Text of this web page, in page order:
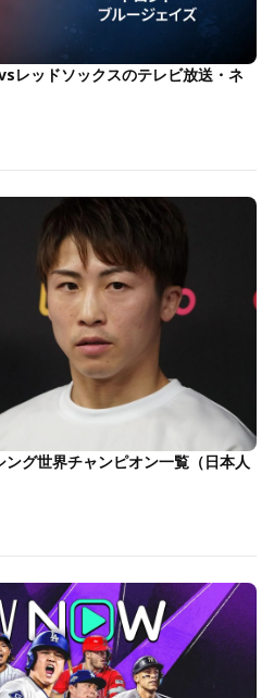
レッドソックスのテレビ放送・ネ
ング世界チャンピオン一覧（日本人